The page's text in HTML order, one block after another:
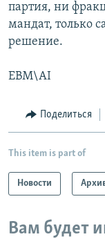
партия, ни
мандат, только
решение.
EBM\AI
Поделиться
This item is part of
Новости
Вам будет